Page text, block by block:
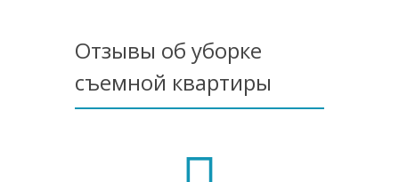
Отзывы об уборке
съемной квартиры